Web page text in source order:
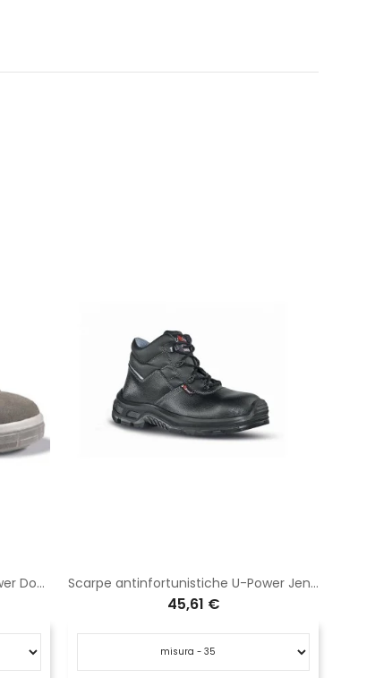
Scarpe antinfortunistiche U-Power Dover S1P SRC SN20086 Scarpe antinfortunistiche U-Power Jena RS S3 SRC RR10244
45,61 €